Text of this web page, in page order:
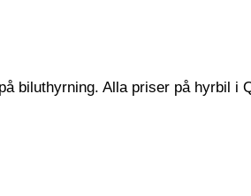
biluthyrning. Alla priser på hyrbil i